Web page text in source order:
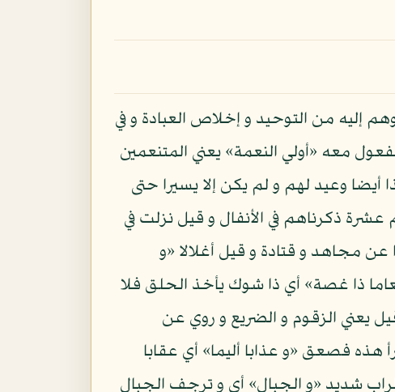
إليه من التوحيد و إخلاص العبادة و في
معه «أولي النعمة» يعني المتنعمين
أيضا وعيد لهم و لم يكن إلا يسيرا حتى
ذكرناهم في الأنفال و قيل نزلت في
عن مجاهد و قتادة و قيل أغلالا «و
ذا غصة» أي ذا شوك يأخذ الحلق فلا
يعني الزقوم و الضريع و روي عن
هذه فصعق «و عذابا أليما» أي عقابا
شديد «و الجبال» أي و ترجف الجبال